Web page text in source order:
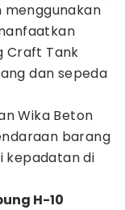
menggunakan
Craft Tank
dan sepeda
Wika Beton
barang
kepadatan di
H-10